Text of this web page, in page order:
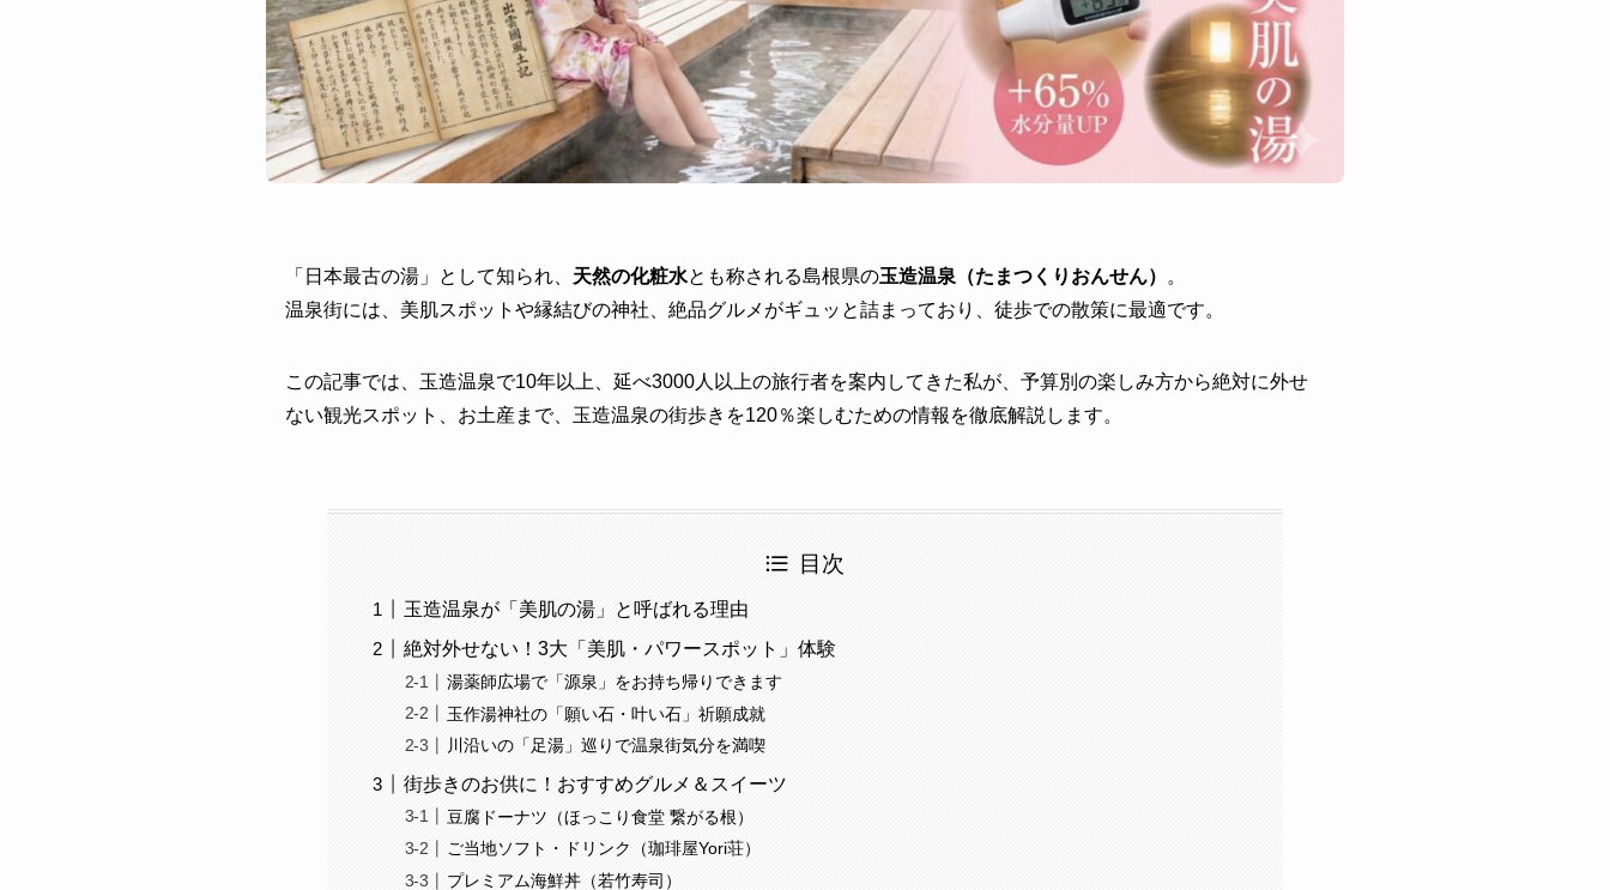
「日本最古の湯」として知られ、 天然の化粧水とも称される島根県の玉造温泉（たまつくりおんせん）
。
温泉街には、美肌スポットや縁結びの神社、絶品グルメがギュッと詰まっており、徒歩での散策に最適です。
この記事では、玉造温泉で10年以上、延べ3000人以上の旅行者を案内してきた私が、予算別の楽しみ方から絶対に外せ
ない観光スポット、お土産まで、玉造温泉の街歩きを120％楽しむための情報を徹底解説します。
目次
玉造温泉が「美肌の湯」と呼ばれる理由
絶対外せない！3大「美肌・パワースポット」体験
湯薬師広場で「源泉」をお持ち帰りできます
玉作湯神社の「願い石・叶い石」祈願成就
川沿いの「足湯」巡りで温泉街気分を満喫
街歩きのお供に！おすすめグルメ＆スイーツ
豆腐ドーナツ（ほっこり食堂 繋がる根）
ご当地ソフト・ドリンク（珈琲屋Yori荘）
プレミアム海鮮丼（若竹寿司）